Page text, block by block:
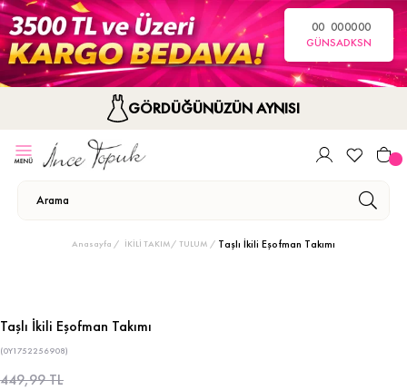
00
GÜN
00
SA
00
DK
00
SN
GÖRDÜĞÜNÜZÜN AYNISI
Anasayfa İKİLİ TAKIM/ TULUM Taşlı İkili Eşofman Takımı
Taşlı İkili Eşofman Takımı
(0Y1752256908)
449,99 TL